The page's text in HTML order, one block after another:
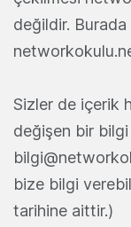
değildir.
Sizler de içerik
değişen bir bilgi
bize bilgi
tarihine aittir.)